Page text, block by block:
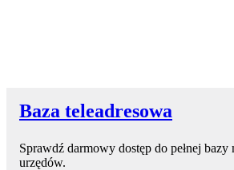
Baza teleadresowa
Sprawdź darmowy dostęp do pełnej bazy
urzędów.